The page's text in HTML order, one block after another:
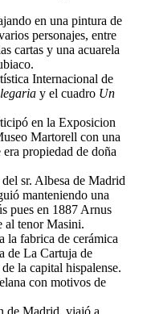
en una pintura de
personajes, entre
cartas y una acuarela
Internacional de
y el cuadro Un
en la Exposicion
Martorell con una
propiedad de doña
sr. Albesa de Madrid
manteniendo una
pues en 1887 Arnus
al tenor Masini.
la fabrica de cerámica
de La Cartuja de
la capital hispalense.
con motivos de